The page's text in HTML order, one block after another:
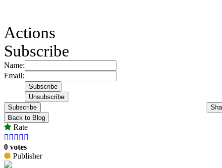
Actions
Subscribe
Name:
Email:
Subscribe
Back to Blog
Rate
    
0 votes
Publisher